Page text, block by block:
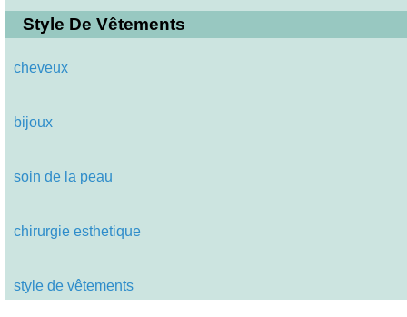
Style De Vêtements
cheveux
bijoux
soin de la peau
chirurgie esthetique
style de vêtements